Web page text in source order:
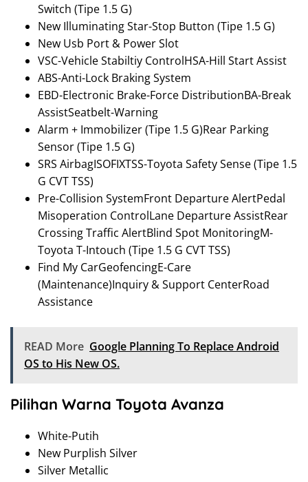
Switch (Tipe 1.5 G)
New Illuminating Star-Stop Button (Tipe 1.5 G)
New Usb Port & Power Slot
VSC-Vehicle Stabiltiy ControlHSA-Hill Start Assist
ABS-Anti-Lock Braking System
EBD-Electronic Brake-Force DistributionBA-Break
AssistSeatbelt-Warning
Alarm + Immobilizer (Tipe 1.5 G)Rear Parking
Sensor (Tipe 1.5 G)
SRS AirbagISOFIXTSS-Toyota Safety Sense (Tipe 1.5
G CVT TSS)
Pre-Collision SystemFront Departure AlertPedal
Misoperation ControlLane Departure AssistRear
Crossing Traffic AlertBlind Spot MonitoringM-
Toyota T-Intouch (Tipe 1.5 G CVT TSS)
Find My CarGeofencingE-Care
(Maintenance)Inquiry & Support CenterRoad
Assistance
READ More Google Planning To Replace Android
OS to His New OS.
Pilihan Warna Toyota Avanza
White-Putih
New Purplish Silver
Silver Metallic